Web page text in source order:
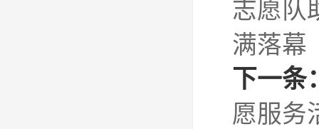
志愿队
满落幕
下一条
愿服务